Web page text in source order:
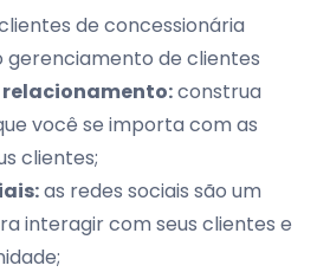
de concessionária
gerenciamento de clientes
relacionamento:construa
você se importa com as
clientes;
as redes sociais são um
interagir com seus clientes e